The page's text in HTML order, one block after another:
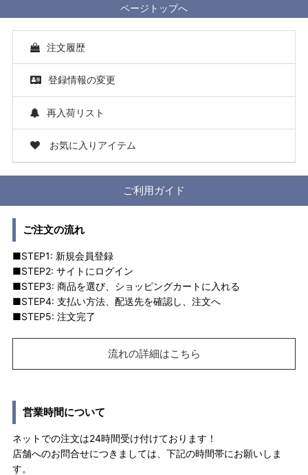
ページトップへ
注文履歴
登録情報の変更
再入荷リスト
お気に入りアイテム
ご利用ガイド
ご注文の流れ
■STEP1: 新規会員登録
■STEP2: サイトにログイン
■STEP3: 商品を選び、ショッピングカートに入れる
■STEP4: 支払い方法、配送先を確認し、注文へ
■STEP5: 注文完了
流れの詳細はこちら
営業時間について
ネットでの注文は24時間受け付けております！
店舗へのお問合せにつきましては、下記の時間帯にお願いしま
す。